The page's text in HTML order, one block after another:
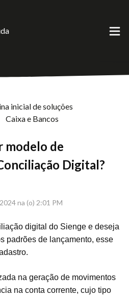
inicial de soluções
Caixa e Bancos
modelo de
Digital?
na (o) 2:01 PM
digital do Sienge e deseja
padrões de lançamento, esse
na geração de movimentos
na conta corrente, cujo tipo